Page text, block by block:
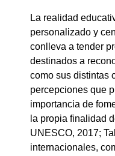
La realidad
personalizado y
conlleva a tender
destinados a
como sus distintas
percepciones que
importancia de
la propia finalidad
UNESCO, 2017;
internacionales,